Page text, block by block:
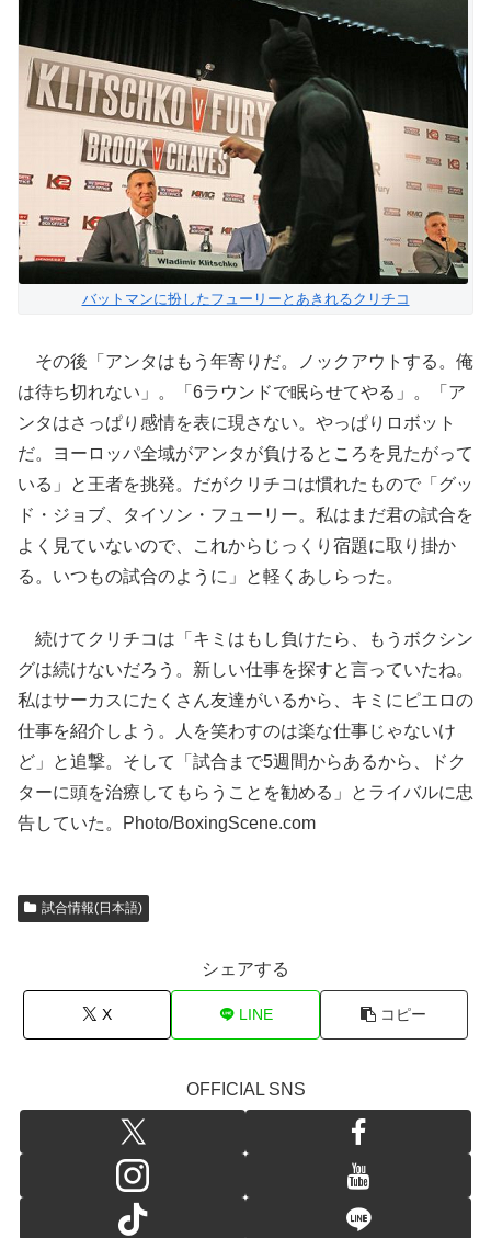
バットマンに扮したフューリーとあきれるクリチコ
その後「アンタはもう年寄りだ。ノックアウトする。俺
は待ち切れない」。「6ラウンドで眠らせてやる」。「ア
ンタはさっぱり感情を表に現さない。やっぱりロボット
だ。ヨーロッパ全域がアンタが負けるところを見たがって
いる」と王者を挑発。だがクリチコは慣れたもので「グッ
ド・ジョブ、タイソン・フューリー。私はまだ君の試合を
よく見ていないので、これからじっくり宿題に取り掛か
る。いつもの試合のように」と軽くあしらった。
続けてクリチコは「キミはもし負けたら、もうボクシン
グは続けないだろう。新しい仕事を探すと言っていたね。
私はサーカスにたくさん友達がいるから、キミにピエロの
仕事を紹介しよう。人を笑わすのは楽な仕事じゃないけ
ど」と追撃。そして「試合まで5週間からあるから、ドク
ターに頭を治療してもらうことを勧める」とライバルに忠
告していた。Photo/BoxingScene.com
試合情報(日本語)
シェアする
X LINE コピー
OFFICIAL SNS